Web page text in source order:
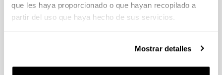
que les haya proporcionado o que hayan recopilado a
partir del uso que haya hecho de sus servicios.
Mostrar detalles
Diseño de un plan global de
integración de las farmacias
Osakidetza/Servicio Vasco de Salud